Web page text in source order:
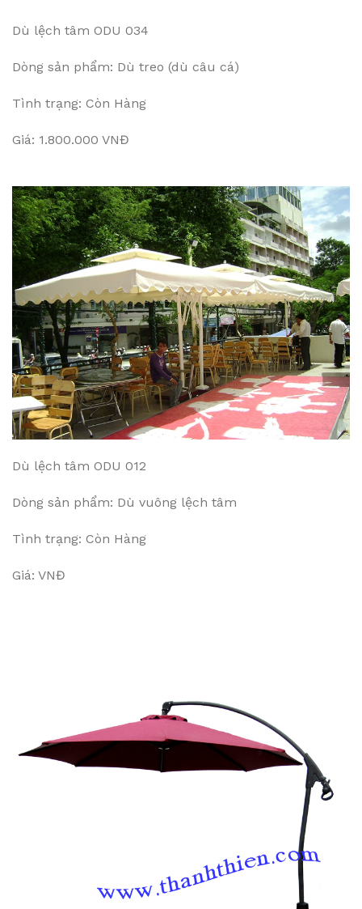
Dù lệch tâm ODU 034
Dòng sản phẩm: Dù treo (dù câu cá)
Tình trạng: Còn Hàng
Giá: 1.800.000 VNĐ
Dù lệch tâm ODU 012
Dòng sản phẩm: Dù vuông lệch tâm
Tình trạng: Còn Hàng
Giá: VNĐ